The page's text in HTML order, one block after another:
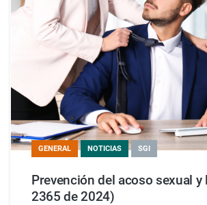
GENERAL NOTICIAS SGI
Prevención del acoso sexual y
2365 de 2024)